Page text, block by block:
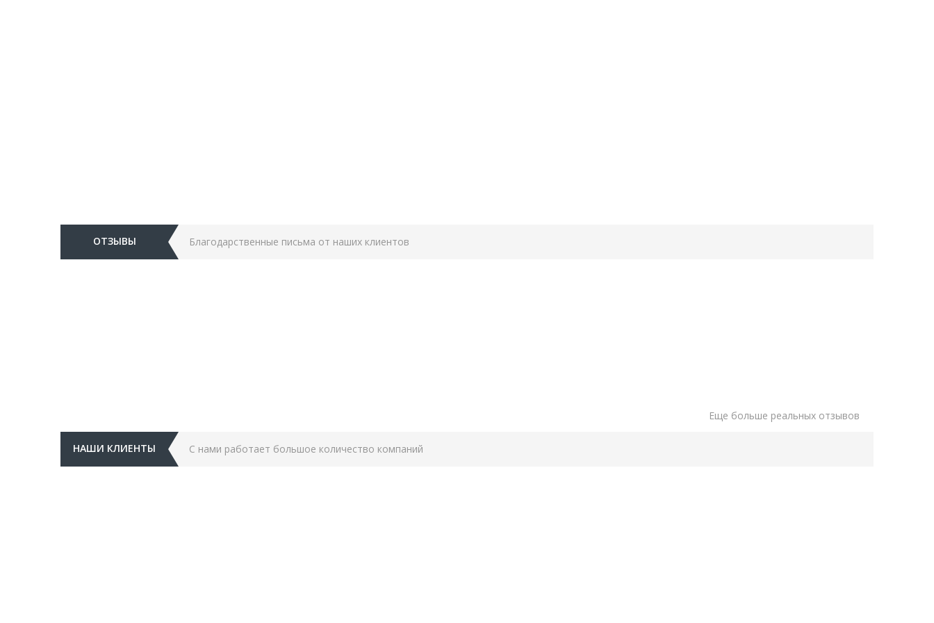
ОТЗЫВЫ Благодарственные письма от наших клиентов
Еще больше реальных отзывов
НАШИ КЛИЕНТЫ С нами работает большое количество компаний